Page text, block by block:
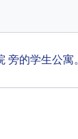
的学生公寓。